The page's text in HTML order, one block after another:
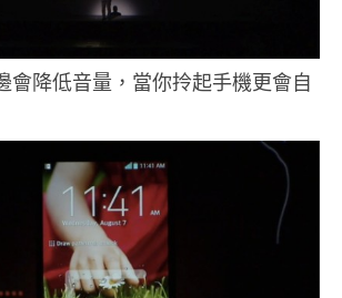
降低音量，當你拎起手機更會自